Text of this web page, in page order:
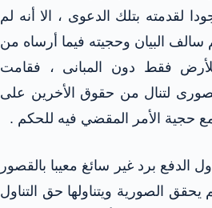
لقدمته بتلك الدعوى ، الا أنه لم
سالف البيان وحجيته فيما أرساه من
للأرض فقط دون المبانى ، فقامت
لتنال من حقوق الأخرين على
حجية الأمر المقضي فيه للحكم .
الدفع برد غير سائغ معيبا بالقصور
يحقق الصورية ويتناولها حق التناول